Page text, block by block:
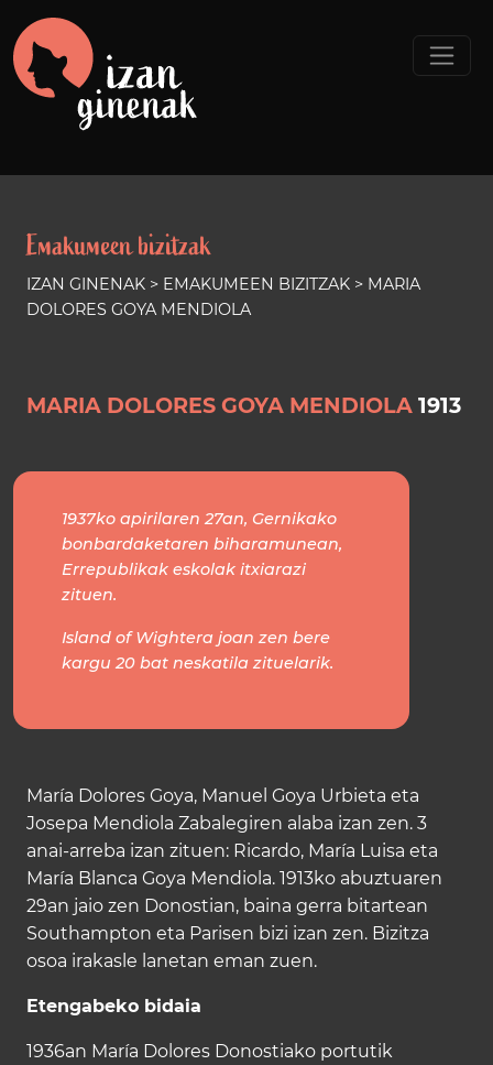
Emakumeen bizitzak
IZAN GINENAK > EMAKUMEEN BIZITZAK > MARIA
DOLORES GOYA MENDIOLA
MARIA DOLORES GOYA MENDIOLA 1913
1937ko apirilaren 27an, Gernikako
bonbardaketaren biharamunean,
Errepublikak eskolak itxiarazi
zituen.
Island of Wightera joan zen bere
kargu 20 bat neskatila zituelarik.
María Dolores Goya, Manuel Goya Urbieta eta
Josepa Mendiola Zabalegiren alaba izan zen. 3
anai-arreba izan zituen: Ricardo, María Luisa eta
María Blanca Goya Mendiola. 1913ko abuztuaren
29an jaio zen Donostian, baina gerra bitartean
Southampton eta Parisen bizi izan zen. Bizitza
osoa irakasle lanetan eman zuen.
Etengabeko bidaia
1936an María Dolores Donostiako portutik